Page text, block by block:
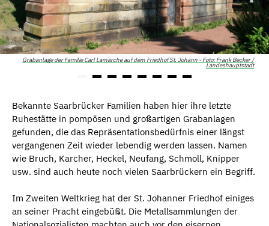
Grabanlage der Familie Carl Lamarche auf dem Friedhof St. Johann - Foto: Frank Becker /
Landeshauptstadt
Bekannte Saarbrücker Familien haben hier ihre letzte
Ruhestätte in pompösen und großartigen Grabanlagen
gefunden, die das Repräsentationsbedürfnis einer längst
vergangenen Zeit wieder lebendig werden lassen. Namen
wie Bruch, Karcher, Heckel, Neufang, Schmoll, Knipper
usw. sind auch heute noch vielen Saarbrückern ein Begriff.
Im Zweiten Weltkrieg hat der St. Johanner Friedhof einiges
an seiner Pracht eingebüßt. Die Metallsammlungen der